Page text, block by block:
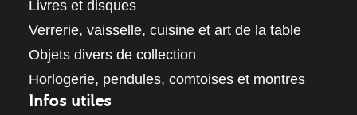
Livres et disques
Verrerie, vaisselle, cuisine et art de la table
Objets divers de collection
Horlogerie, pendules, comtoises et montres
Infos utiles